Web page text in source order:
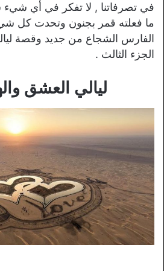
في تصرفاتنا , لا تفكر في أي
ما فعلته قمر بجنون وتحدت كل
الفارس الشجاع من جديد وقصة
الجزء الثالث .
ليالي العشق